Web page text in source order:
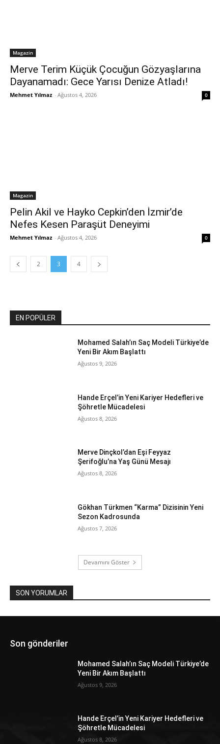
Magazin
Merve Terim Küçük Çocuğun Gözyaşlarına
Dayanamadı: Gece Yarısı Denize Atladı!
Mehmet Yılmaz - Ağustos 4, 2026 0
Magazin
Pelin Akil ve Hayko Cepkin’den İzmir’de
Nefes Kesen Paraşüt Deneyimi
Mehmet Yılmaz - Ağustos 4, 2026 0
2 3 4
EN POPÜLER
Mohamed Salah’ın Saç Modeli Türkiye’de
Yeni Bir Akım Başlattı
Ağustos 9, 2026
Hande Erçel’in Yeni Kariyer Hedefleri ve
Şöhretle Mücadelesi
Ağustos 8, 2026
Merve Dinçkol’dan Eşi Feyyaz
Şerifoğlu’na Yaş Günü Mesajı
Ağustos 8, 2026
Gökhan Türkmen “Karma” Dizisinin Yeni
Sezon Kadrosunda
Ağustos 7, 2026
Devamını Göster
SON YORUMLAR
Son gönderiler
Mohamed Salah’ın Saç Modeli Türkiye’de
Yeni Bir Akım Başlattı
Ağustos 9, 2026
Hande Erçel’in Yeni Kariyer Hedefleri ve
Şöhretle Mücadelesi
Ağustos 8, 2026